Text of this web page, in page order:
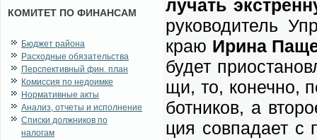
КОМИТЕТ ПО ФИНАНСАМ
Бюджет района
Расходные обязательства
Перспективный фин. план
Комиссия по недоимке
Нормативные акты
Анализ, отчеты и исполнение
Списки должников по
налогам
лу­чать
ру­ко­во­ди­тель
краю Ири­на
бу­дет
щи, то, ко­неч­но,
бот­ни­ков, а
ция сов­па­да­ет с